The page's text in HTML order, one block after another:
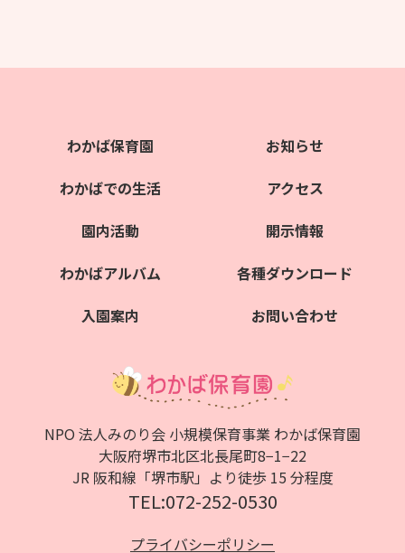
わかば保育園
わかばでの生活
園内活動
わかばアルバム
入園案内
お知らせ
アクセス
開示情報
各種ダウンロード
お問い合わせ
NPO 法人みのり会 小規模保育事業 わかば保育園
大阪府堺市北区北⻑尾町8−1−22
JR 阪和線「堺市駅」より徒歩 15 分程度
TEL:072-252-0530
プライバシーポリシー